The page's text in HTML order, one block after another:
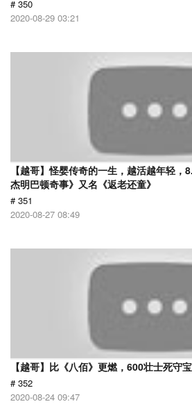
# 350
2020-08-29 03:21
【越哥】怪婴传奇的一生，越活越年轻
杰明巴顿奇事》又名《返老还童》
# 351
2020-08-27 08:49
【越哥】比《八佰》更燃，600壮士死守
# 352
2020-08-24 09:47